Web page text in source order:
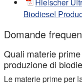
Biodiesel
Domande
Quali materie
produzione di
Le materie prime per